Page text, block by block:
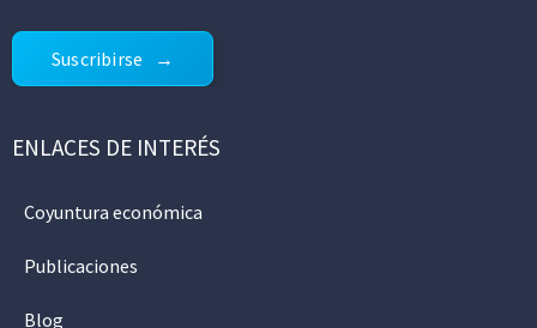
Suscribirse
ENLACES DE INTERÉS
Coyuntura económica
Publicaciones
Blog